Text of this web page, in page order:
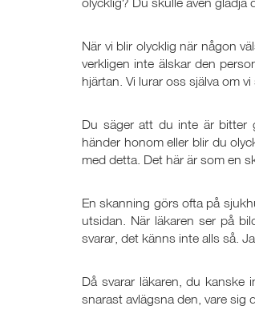
När vi blir olycklig när någon
verkligen inte älskar den
hjärtan. Vi lurar oss själva om
Du säger att du inte är bitter
händer honom eller blir du
med detta. Det här är som en
En skanning görs ofta på
utsidan. När läkaren ser på
svarar, det känns inte alls så.
Då svarar läkaren, du
snarast avlägsna den, vare sig